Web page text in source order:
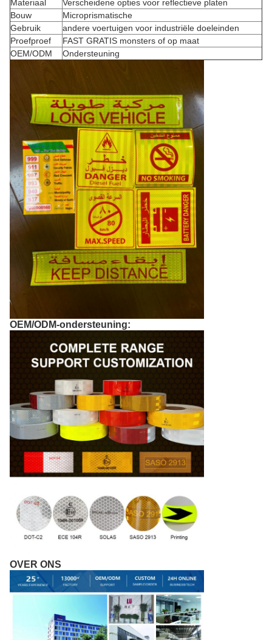
Materiaal
Verscheidene opties voor reflectieve platen
Bouw
Microprismatische
Gebruik
andere voertuigen voor industriële doeleinden
Proefproef
FAST GRATIS monsters of op maat
OEM/ODM
Ondersteuning
OEM/ODM-ondersteuning:
OVER ONS